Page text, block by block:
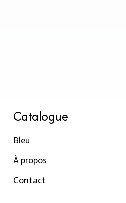
Catalogue
Bleu
À propos
Contact